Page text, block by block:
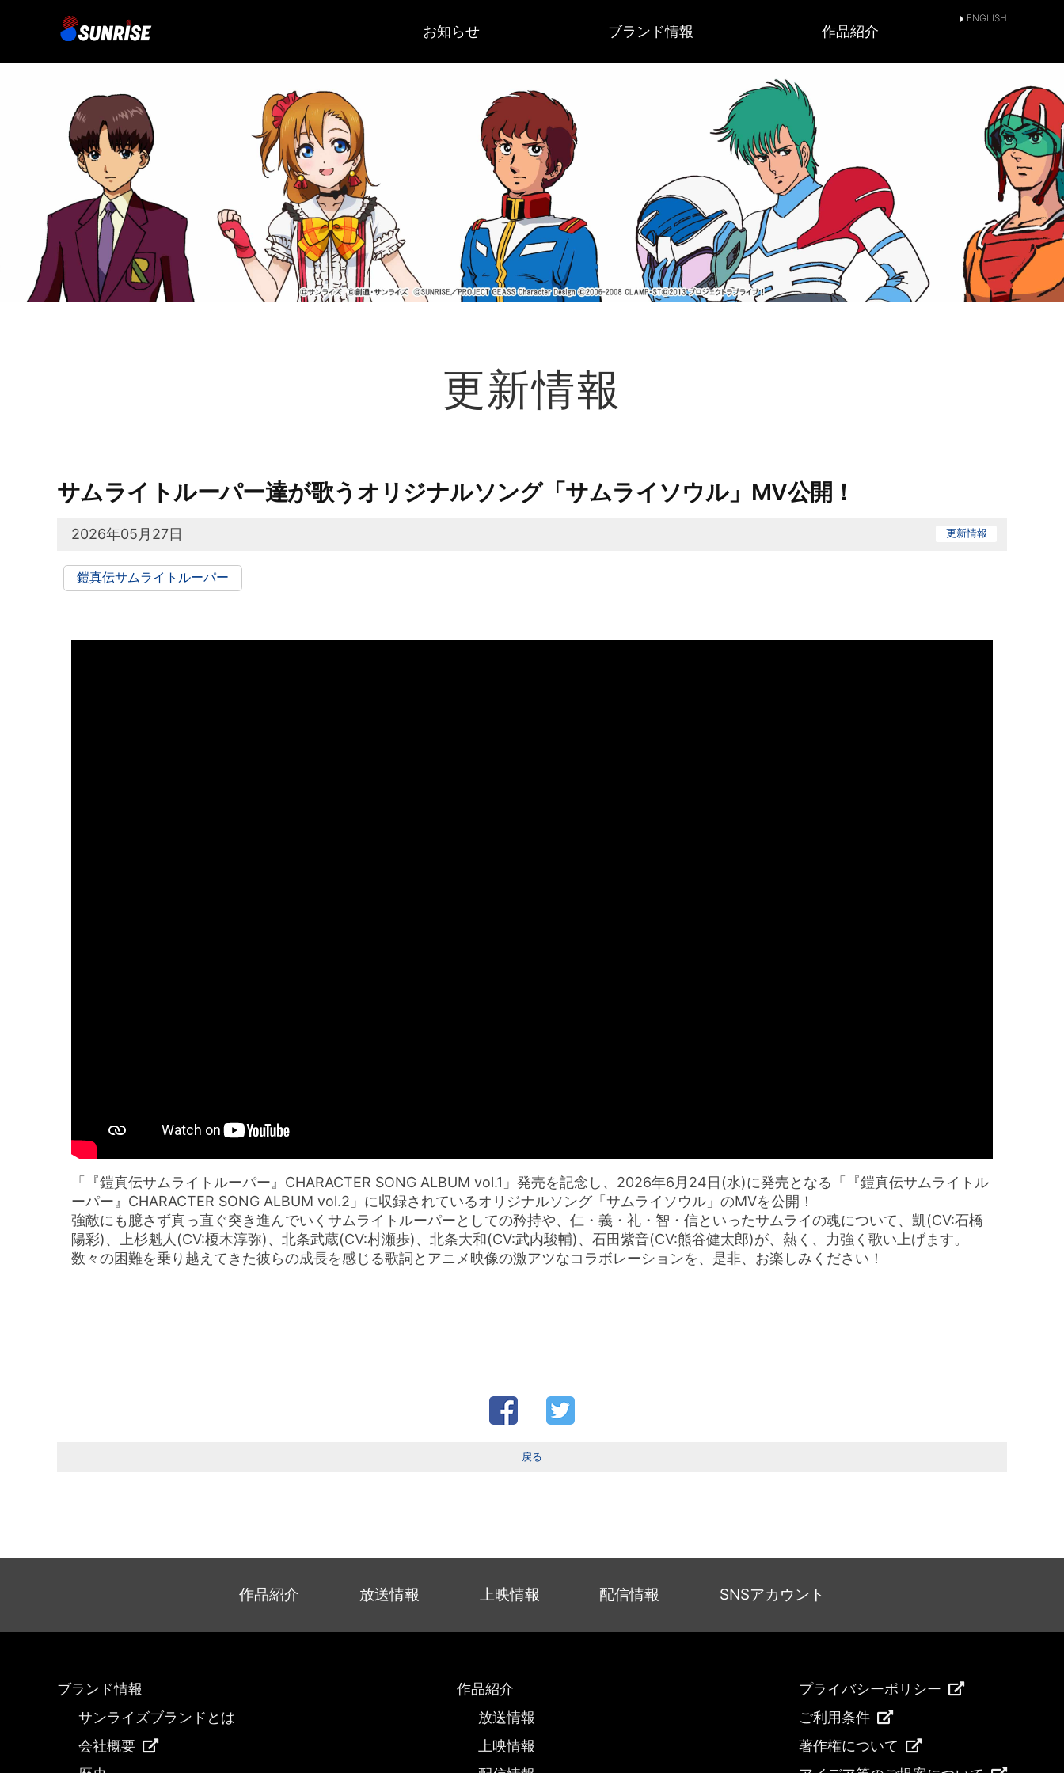
お知らせ ブランド情報 作品紹介
ENGLISH
更新情報
サムライトルーパー達が歌うオリジナルソング「サムライソウル」MV公開！
2026年05月27日 更新情報
鎧真伝サムライトルーパー
「『鎧真伝サムライトルーパー』CHARACTER SONG ALBUM vol.1」発売を記念し、2026年6月24日(水)に発売となる「『鎧真伝サムライトル
ーパー』CHARACTER SONG ALBUM vol.2」に収録されているオリジナルソング「サムライソウル」のMVを公開！
強敵にも臆さず真っ直ぐ突き進んでいくサムライトルーパーとしての矜持や、仁・義・礼・智・信といったサムライの魂について、凱(CV:石橋
陽彩)、上杉魁人(CV:榎木淳弥)、北条武蔵(CV:村瀬歩)、北条大和(CV:武内駿輔)、石田紫音(CV:熊谷健太郎)が、熱く、力強く歌い上げます。
数々の困難を乗り越えてきた彼らの成長を感じる歌詞とアニメ映像の激アツなコラボレーションを、是非、お楽しみください！
戻る
作品紹介 放送情報 上映情報 配信情報 SNSアカウント
ブランド情報
サンライズブランドとは
会社概要
作品紹介
放送情報
上映情報
プライバシーポリシー
ご利用条件
著作権について